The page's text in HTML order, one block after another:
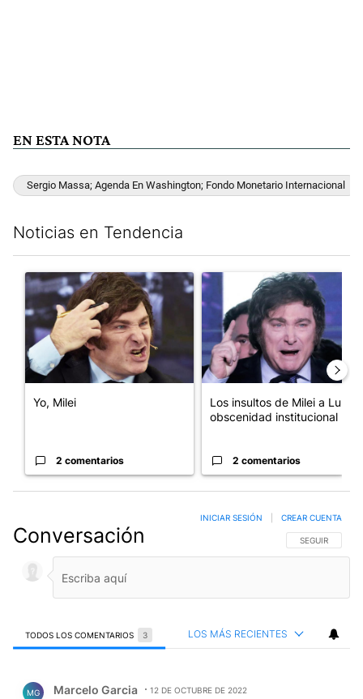
EN ESTA NOTA
Sergio Massa; Agenda En Washington; Fondo Monetario Internacional
Noticias en Tendencia
Un artículo de tendencia con el título "Yo, Milei" con 2
Yo, Milei
2 comentarios
Un artículo de tendencia con
Los insultos de Milei a Lula:
obscenidad institucional
2 comentarios
Conversación SIGA ESTA
SEGUIR
INICIAR SESIÓN CREAR CUENTA
TODOS LOS COMENTARIOS 3 LOS MÁS RECIENTES
MG Marcelo Garcia 12 DE OCTUBRE DE 2022